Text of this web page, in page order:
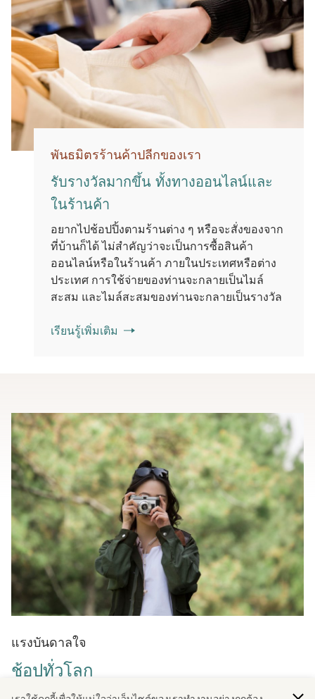
พันธมิตรร้านค้าปลีกของเรา
รับรางวัลมากขึ้น ทั้งทางออนไลน์และ
ในร้านค้า
อยากไปช้อปปิ้งตามร้านต่าง ๆ หรือจะสั่งของจาก
ที่บ้านก็ได้ ไม่สําคัญว่าจะเป็นการซื้อสินค้า
ออนไลน์หรือในร้านค้า ภายในประเทศหรือต่าง
ประเทศ การใช้จ่ายของท่านจะกลายเป็นไมล์
สะสม และไมล์สะสมของท่านจะกลายเป็นรางวัล
เรียนรู้เพิ่มเติม
แรงบันดาลใจ
ช้อปทั่วโลก